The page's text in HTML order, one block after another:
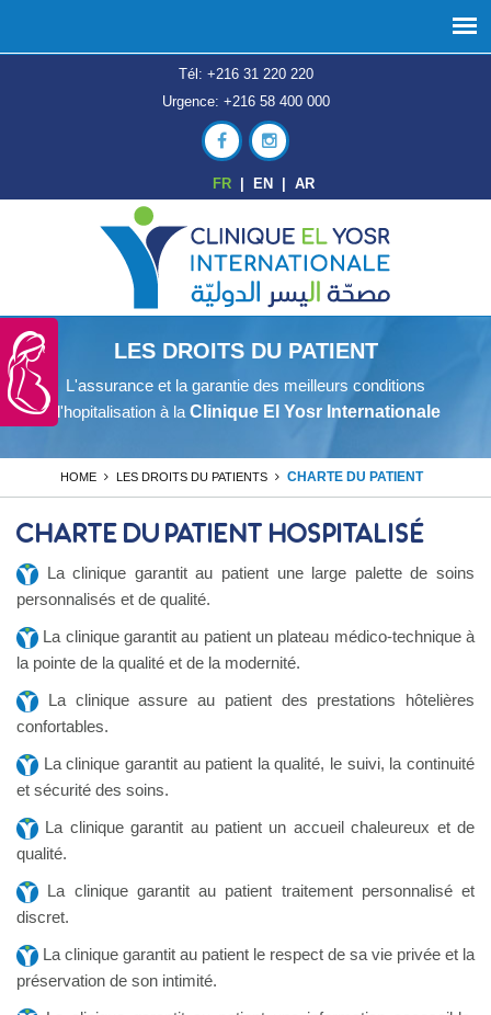
Tél: +216 31 220 220
Urgence: +216 58 400 000
AR
EN
FR
LES DROITS DU PATIENT
L'assurance et la garantie des meilleurs conditions
d'hopitalisation à la Clinique El Yosr Internationale
HOME LES DROITS DU PATIENTS CHARTE DU PATIENT
Charte du patient hospitalisé
La clinique garantit au patient une large palette de soins
personnalisés et de qualité.
La clinique garantit au patient un plateau médico-technique à
la pointe de la qualité et de la modernité.
La clinique assure au patient des prestations hôtelières
confortables.
La clinique garantit au patient la qualité, le suivi, la continuité
et sécurité des soins.
La clinique garantit au patient un accueil chaleureux et de
qualité.
La clinique garantit au patient traitement personnalisé et
discret.
La clinique garantit au patient le respect de sa vie privée et la
préservation de son intimité.